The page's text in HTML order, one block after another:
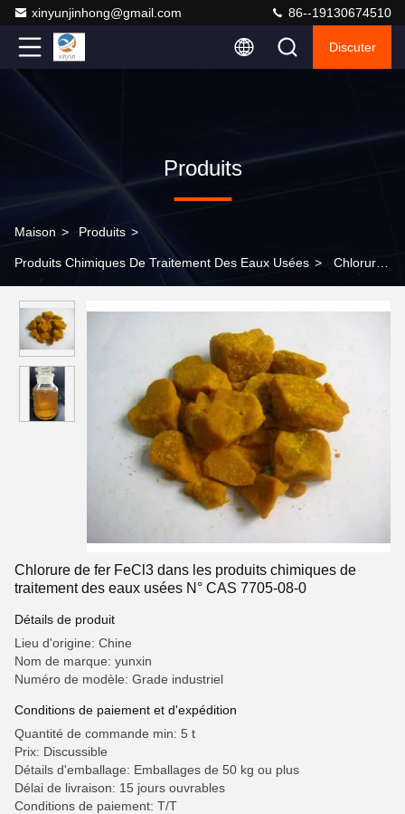
xinyunjinhong@gmail.com 86--19130674510
Discuter
Produits
Maison > Produits >
Produits Chimiques De Traitement Des Eaux Usées > Chlorure
usées N° CAS 7705-08-0
Chlorure de fer FeCl3 dans les produits chimiques de
traitement des eaux usées N° CAS 7705-08-0
Détails de produit
Lieu d'origine: Chine
Nom de marque: yunxin
Numéro de modèle: Grade industriel
Conditions de paiement et d'expédition
Quantité de commande min: 5 t
Prix: Discussible
Détails d'emballage: Emballages de 50 kg ou plus
Délai de livraison: 15 jours ouvrables
Conditions de paiement: T/T